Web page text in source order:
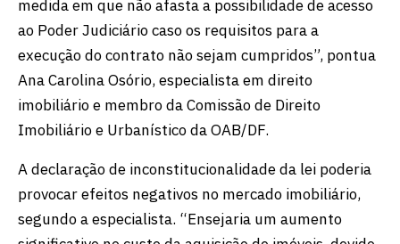
medida em que não afasta a possibilidade de acesso
ao Poder Judiciário caso os requisitos para a
execução do contrato não sejam cumpridos”, pontua
Ana Carolina Osório, especialista em direito
imobiliário e membro da Comissão de Direito
Imobiliário e Urbanístico da OAB/DF.
A declaração de inconstitucionalidade da lei poderia
provocar efeitos negativos no mercado imobiliário,
segundo a especialista. “Ensejaria um aumento